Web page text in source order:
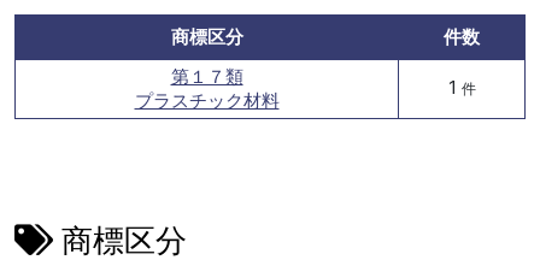
商標区分
件数
第１７類
プラスチック材料
1 件
商標区分